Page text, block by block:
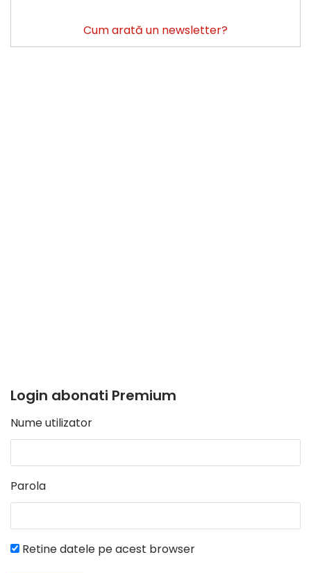
Cum arată un newsletter?
Login abonati Premium
Nume utilizator
Parola
Retine datele pe acest browser